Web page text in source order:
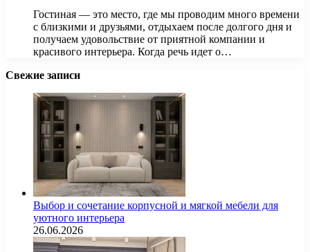
Гостиная — это место, где мы проводим много времени
с близкими и друзьями, отдыхаем после долгого дня и
получаем удовольствие от приятной компании и
красивого интерьера. Когда речь идет о…
Свежие записи
Выбор и сочетание корпусной и мягкой мебели для
уютного интерьера
26.06.2026